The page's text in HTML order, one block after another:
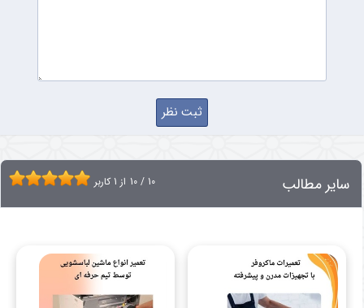
سایر مطالب 10 / 10 از 1 کاربر